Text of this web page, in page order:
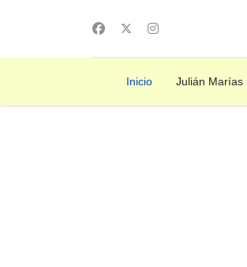
Inicio Julián Marías